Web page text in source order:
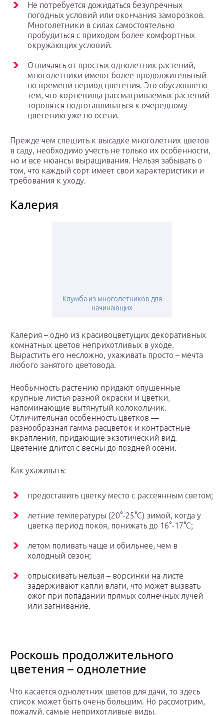
Не потребуется дожидаться безупречных
погодных условий или окончания заморозков.
Многолетники в силах самостоятельно
пробудиться с приходом более комфортных
окружающих условий.
Отличаясь от простых однолетних растений,
многолетники имеют более продолжительный
по времени период цветения. Это обусловлено
тем, что корневища рассматриваемых растений
торопятся подготавливаться к очередному
цветению уже по осени.
Прежде чем спешить к высадке многолетних цветов
в саду, необходимо учесть не только их особенности,
но и все нюансы выращивания. Нельзя забывать о
том, что каждый сорт имеет свои характеристики и
требования к уходу.
Калерия
Клумба из многолетников для
начинающих
Калерия – одно из красивоцветущих декоративных
комнатных цветов неприхотливых в уходе.
Вырастить его несложно, ухаживать просто – мечта
любого занятого цветовода.
Необычность растению придают опушенные
крупные листья разной окраски и цветки,
напоминающие вытянутый колокольчик.
Отличительная особенность цветков —
разнообразная гамма расцветок и контрастные
вкрапления, придающие экзотический вид.
Цветение длится с весны до поздней осени.
Как ухаживать:
предоставить цветку место с рассеянным светом;
летние температуры (20°-25°С) зимой, когда у
цветка период покоя, понижать до 16°-17°С;
летом поливать чаще и обильнее, чем в
холодный сезон;
опрыскивать нельзя – ворсинки на листе
задерживают капли влаги, что может вызвать
ожог при попадании прямых солнечных лучей
или загнивание.
Роскошь продолжительного
цветения – однолетние
Что касается однолетних цветов для дачи, то здесь
список может быть очень большим. Но рассмотрим,
пожалуй, самые неприхотливые виды.